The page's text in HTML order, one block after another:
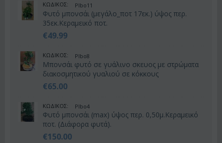
ΚΩΔΙΚΟΣ: Plbo11
Φυτό μπονσάι (μεγάλο_ποτ 17εκ.) ύψος περ.
35εκ.Κεραμεικό ποτ.
€49.99
ΚΩΔΙΚΟΣ: Plbo8
Μπονσάι φυτό σε γυάλινο σκευος με στρώματα
διακοσμητικού γυαλιού σε κόκκους
€65.00
ΚΩΔΙΚΟΣ: Plbo4
Φυτό μπονσάι (max) ύψος περ. 0,50μ.Κεραμεικό
ποτ. (Διάφορα φυτά).
€150.00